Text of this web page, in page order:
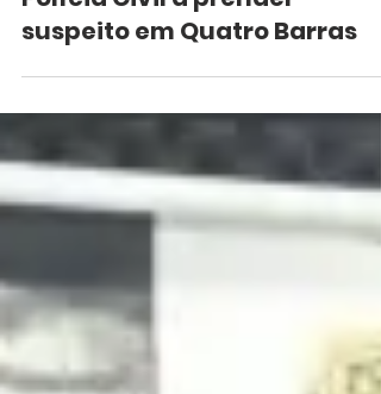
violência doméstica e leva
Polícia Civil a prender